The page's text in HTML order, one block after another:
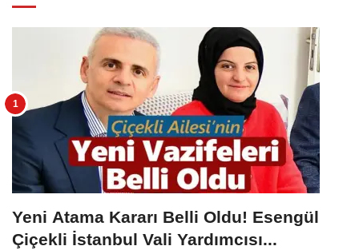
Yeni Atama Kararı Belli Oldu! Esengül
Çiçekli İstanbul Vali Yardımcısı...